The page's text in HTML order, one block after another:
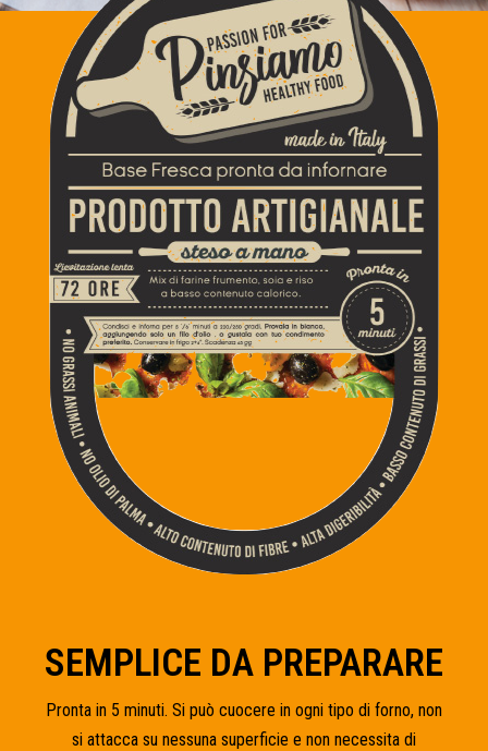
SEMPLICE DA PREPARARE
Pronta in 5 minuti. Si può cuocere in ogni tipo di forno, non
si attacca su nessuna superficie e non necessita di